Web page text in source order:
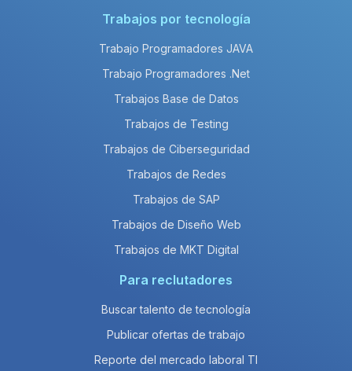
Trabajos por tecnología
Trabajo Programadores JAVA
Trabajo Programadores .Net
Trabajos Base de Datos
Trabajos de Testing
Trabajos de Ciberseguridad
Trabajos de Redes
Trabajos de SAP
Trabajos de Diseño Web
Trabajos de MKT Digital
Para reclutadores
Buscar talento de tecnología
Publicar ofertas de trabajo
Reporte del mercado laboral TI